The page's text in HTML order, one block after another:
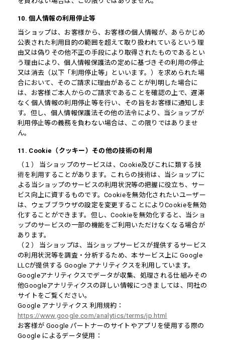
10. 個人情報の利用停止等
当ショップは、お客様から、お客様の個人情報が、あらかじめ
公表された利用目的の範囲を超えて取り扱われているという理
由又は偽りその他不正の手段により取得されたものであるとい
う理由により、個人情報保護法の定めに基づきその利用の停止
又は消去（以下「利用停止等」といいます。）を求められた場
合において、そのご請求に理由があることが判明した場合に
は、お客様ご本人からのご請求であることを確認の上で、遅滞
なく個人情報の利用停止等を行い、その旨をお客様に通知しま
す。但し、個人情報保護法その他の法令により、当ショップが
利用停止等の義務を負わない場合は、この限りではありませ
ん。
11. Cookie（クッキー）その他の技術の利用
（１） 当ショップのサービスは、Cookie及びこれに類する技
術を利用することがあります。これらの技術は、当ショップに
よる当ショップのサービスの利用状況等の把握に役立ち、サー
ビス向上に資するものです。Cookieを無効化されたいユーザー
は、ウェブブラウザの設定を変更することによりCookieを無効
化することができます。但し、Cookieを無効化すると、当ショ
ップのサービスの一部の機能をご利用いただけなくなる場合が
あります。
（２） 当ショップは、当ショップサービスが提供するサービス
の利用状況等を調査・分析するため、本サービス上に Google
LLCが提供する Google アナリティクスを利用しています。
Googleアナリティクスでデータが収集、処理される仕組みその
他Googleアナリティクスの詳しい情報につきましては、同社の
サイトをご覧ください。
Google アナリティクス 利用規約：
https://www.google.com/analytics/terms/jp.html
お客様が Google パートナーのサイトやアプリを使用する際の
Google によるデータ使用：